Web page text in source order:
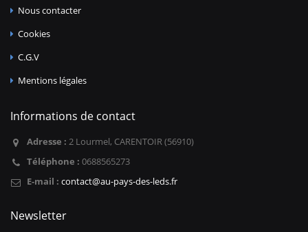
Nous contacter
Cookies
C.G.V
Mentions légales
Informations de contact
Adresse : 2 Lourmel, CARENTOIR (56910)
Téléphone : 0688565273
E-mail : contact@au-pays-des-leds.fr
Newsletter